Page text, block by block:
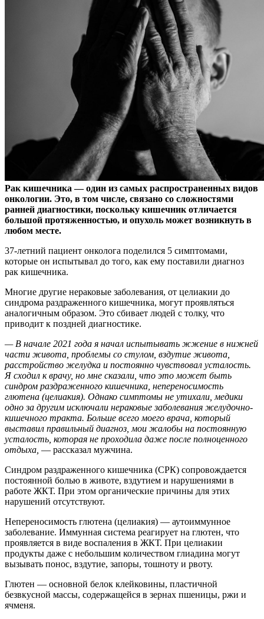
Рак кишечника — один из самых распространенных видов
онкологии. Это, в том числе, связано со сложностями
ранней диагностики, поскольку кишечник отличается
большой протяженностью, и опухоль может возникнуть в
любом месте.
37-летний пациент онколога поделился 5 симптомами,
которые он испытывал до того, как ему поставили диагноз
рак кишечника.
Многие другие нераковые заболевания, от целиакии до
синдрома раздраженного кишечника, могут проявляться
аналогичным образом. Это сбивает людей с толку, что
приводит к поздней диагностике.
— В начале 2021 года я начал испытывать жжение в нижней
части живота, проблемы со стулом, вздутие живота,
расстройство желудка и постоянно чувствовал усталость.
Я сходил к врачу, но мне сказали, что это может быть
синдром раздраженного кишечника, непереносимость
глютена (целиакия). Однако симптомы не утихали, медики
одно за другим исключали нераковые заболевания желудочно-
кишечного тракта. Больше всего моего врача, который
выставил правильный диагноз, мои жалобы на постоянную
усталость, которая не проходила даже после полноценного
отдыха, — рассказал мужчина.
Синдром раздраженного кишечника (СРК) сопровождается
постоянной болью в животе, вздутием и нарушениями в
работе ЖКТ. При этом органические причины для этих
нарушений отсутствуют.
Непереносимость глютена (целиакия) — аутоиммунное
заболевание. Иммунная система реагирует на глютен, что
проявляется в виде воспаления в ЖКТ. При целиакии
продукты даже с небольшим количеством глиадина могут
вызывать понос, вздутие, запоры, тошноту и рвоту.
Глютен — основной белок клейковины, пластичной
безвкусной массы, содержащейся в зернах пшеницы, ржи и
ячменя.